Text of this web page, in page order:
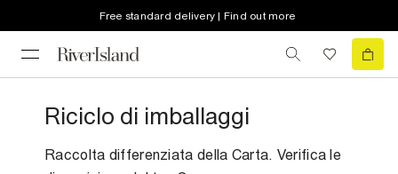
Free standard delivery | Find out more
Riciclo di imballaggi
Raccolta differenziata della Carta. Verifica le